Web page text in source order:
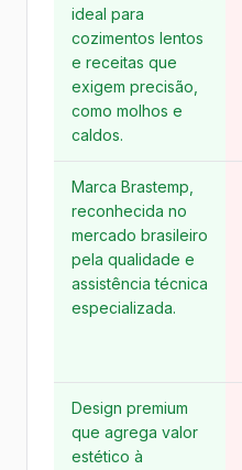
ideal para
cozimentos lentos
e receitas que
exigem precisão,
como molhos e
caldos.
Marca Brastemp,
reconhecida no
mercado brasileiro
pela qualidade e
assistência técnica
especializada.
Design premium
que agrega valor
estético à